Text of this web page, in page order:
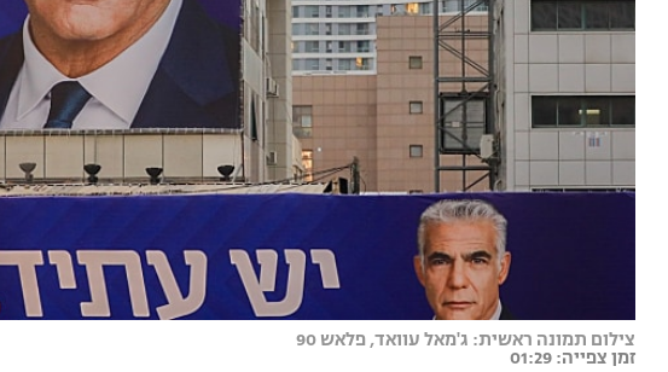
צילום תמונה ראשית: ג'מאל עוואד, פלאש 90
זמן צפייה: 01:29